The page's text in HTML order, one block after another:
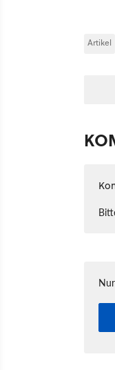
Artikel